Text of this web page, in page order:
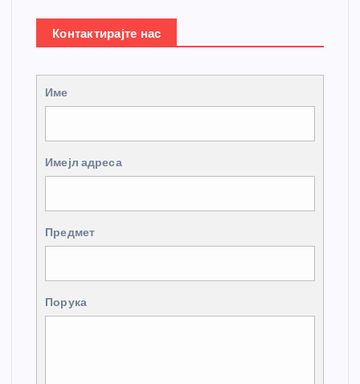
Контактирајте нас
Име
Имејл адреса
Предмет
Порука